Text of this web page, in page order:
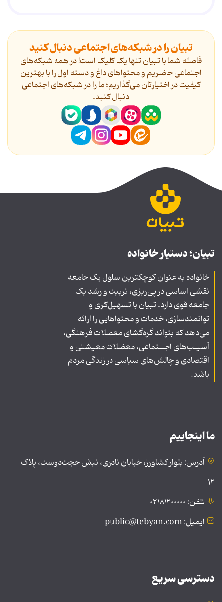
تبیان را در شبکه‌های اجتماعی دنبال کنید
فاصله شما با تبیان تنها یک کلیک است! در همه شبکه‌های
اجتماعی حاضریم و محتواهای داغ و دسته اول را با بهترین
کیفیت در اختیارتان می‌گذاریم؛ ما را در شبکه‌های اجتماعی
دنیال کنید.
تبیان؛ دستیار خانواده
خانواده به عنوان کوچکترین سلول یک جامعه
نقشی اساسی در پی‌ریزی، تربیت و رشد یک
جامعه قوی دارد. تبیان با تسهیل‌گری و
توانمندسازی، خدمات و محتواهایی را ارائه
می‌دهد که بتواند گره‌گشای معضلات فرهنگی،
آسیـب‌های اجــتماعی، معضلات معیشتی و
اقتصادی و چالش‌های سیاسی در زندگی مردم
باشد.
ما اینجاییم
آدرس: بلوار کشاورز، خیابان نادری، نبش حجت‌دوست، پلاک
۱۲
تلفن: ۰۲۱۸۱۲۰۰۰۰۰
ایمیل: public@tebyan.com
دسترسی سریع